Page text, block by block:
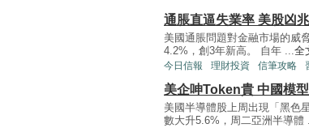
通脹直逼失業率 美股凶
美國通脹問題對金融市場的威
4.2%，創3年新高。 自年 ... 全
今日信報 理財投資 信筆攻略
美企呻Token貴 中國模
美國半導體股上周出現「黑色
數大升5.6%，周二亞洲半導體